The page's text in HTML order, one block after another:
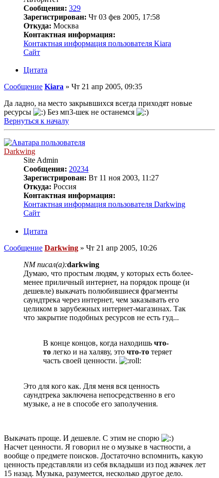
Сообщения: 329
Зарегистрирован: Чт 03 фев 2005, 17:58
Откуда: Москва
Контактная информация:
Контактная информация пользователя Kiara
Сайт
Цитата
Сообщение Kiara » Чт 21 апр 2005, 09:35
Да ладно, на место закрывшихся всегда приходят новые
ресурсы
Без мп3-шек не останемся
Вернуться к началу
Darkwing
Site Admin
Сообщения: 20234
Зарегистрирован: Вт 11 ноя 2003, 11:27
Откуда: Россия
Контактная информация:
Контактная информация пользователя Darkwing
Сайт
Цитата
Сообщение Darkwing » Чт 21 апр 2005, 10:26
NM писал(а):darkwing
Думаю, что простым людям, у которых есть более-
менее приличный интернет, на порядок проще (и
дешевле) выкачать полюбившиеся фрагменты
саундтрека через интернет, чем заказывать его
целиком в зарубежных интернет-магазинах. Так
что закрытие подобных ресурсов не есть гуд...
В конце концов, когда находишь что-
то легко и на халяву, это что-то теряет
часть своей ценности.
Это для кого как. Для меня вся ценность
саундтрека заключена непосредственно в его
музыке, а не в способе его заполучения.
Выкачать проще. И дешевле. С этим не спорю
Насчет ценности. Я говорил не о музыке в частности, а
вообще о предмете поисков. Достаточно вспомнить, какую
ценность представляли из себя вкладыши из под жвачек лет
15 назад. Музыка, разумеется, несколько другое дело.